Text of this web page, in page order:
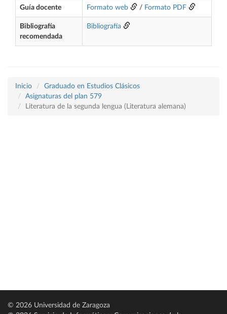
Guía docente Formato web / Formato PDF
Bibliografía
recomendada
Bibliografía
Inicio
Graduado en Estudios Clásicos
Asignaturas del plan 579
Literatura de la segunda lengua (Literatura alemana)
© 2026 Universidad de Zaragoza